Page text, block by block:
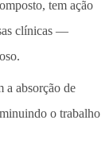
tem ação
clínicas —
a absorção de
o trabalho